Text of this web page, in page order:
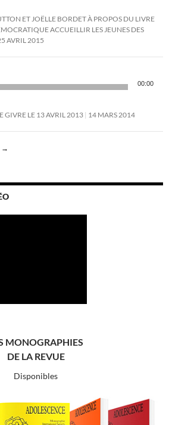
ET JOËLLE BORDET À PROPOS DU LIVRE
ACCUEILLIR LES JEUNES DES
AVRIL 2015
00:00
GIVRE LE 13 AVRIL 2013 14 MARS 2014
→
MONOGRAPHIES
DE LA REVUE
Disponibles